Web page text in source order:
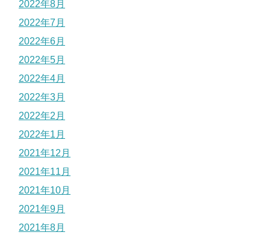
2022年8月
2022年7月
2022年6月
2022年5月
2022年4月
2022年3月
2022年2月
2022年1月
2021年12月
2021年11月
2021年10月
2021年9月
2021年8月